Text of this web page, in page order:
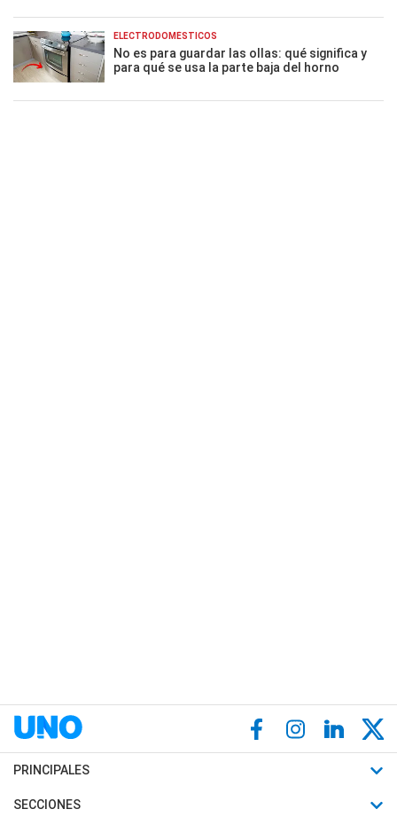
ELECTRODOMÉSTICOS
No es para guardar las ollas: qué significa y
para qué se usa la parte baja del horno
PRINCIPALES
Últimas Noticias
SECCIONES